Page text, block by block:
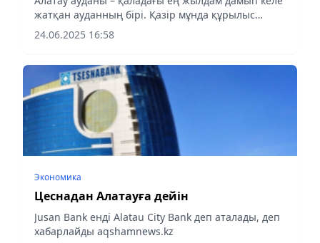
жатқан ауданның бірі. Қазір мұнда құрылыс
қарқыны еселеп өскен. Әсіресе салынып жатқан
мектептің көптігі бірден көзге түседі. Өңірлік
24.06.2025 16:58
Экономика
Цеснадан Алатауға дейін
Jusan Bank енді Alatau City Bank деп аталады, деп
хабарлайды aqshamnews.kz